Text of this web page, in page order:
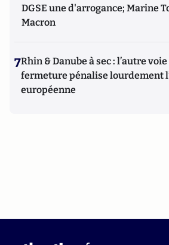
DGSE une d'arrogance; Marine
Macron
7Rhin & Danube à sec : l’autre
fermeture pénalise lourdement
européenne